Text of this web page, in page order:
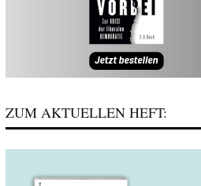
ZUM AKTUELLEN HEFT: